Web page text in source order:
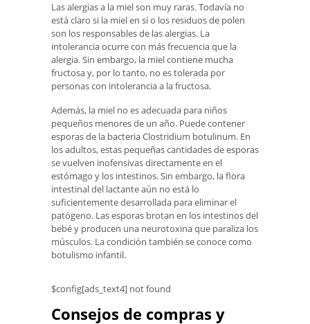
Las alergias a la miel son muy raras. Todavía no
está claro si la miel en sí o los residuos de polen
son los responsables de las alergias. La
intolerancia ocurre con más frecuencia que la
alergia. Sin embargo, la miel contiene mucha
fructosa y, por lo tanto, no es tolerada por
personas con intolerancia a la fructosa.
Además, la miel no es adecuada para niños
pequeños menores de un año. Puede contener
esporas de la bacteria Clostridium botulinum. En
los adultos, estas pequeñas cantidades de esporas
se vuelven inofensivas directamente en el
estómago y los intestinos. Sin embargo, la flora
intestinal del lactante aún no está lo
suficientemente desarrollada para eliminar el
patógeno. Las esporas brotan en los intestinos del
bebé y producen una neurotoxina que paraliza los
músculos. La condición también se conoce como
botulismo infantil.
$config[ads_text4] not found
Consejos de compras y